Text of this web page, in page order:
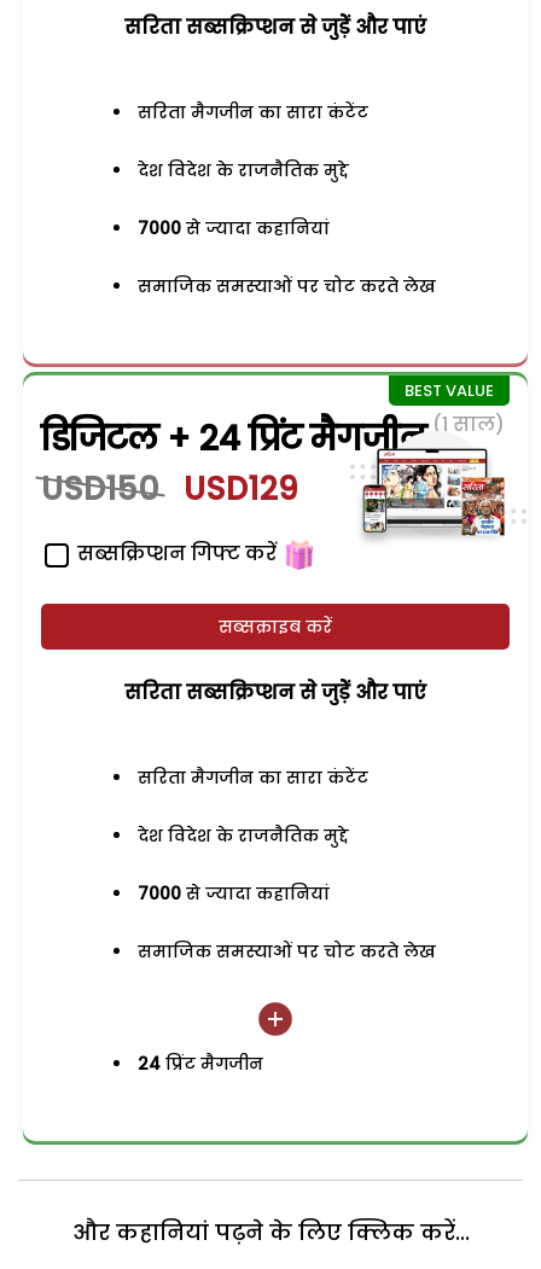
सरिता सब्सक्रिप्शन से जुड़ेें और पाएं
सरिता मैगजीन का सारा कंटेंट
देश विदेश के राजनैतिक मुद्दे
7000 से ज्यादा कहानियां
समाजिक समस्याओं पर चोट करते लेख
डिजिटल + 24 प्रिंट मैगजीन (1 साल)
USD150 USD129
सब्सक्रिप्शन गिफ्ट करें
सब्सक्राइब करें
सरिता सब्सक्रिप्शन से जुड़ेें और पाएं
सरिता मैगजीन का सारा कंटेंट
देश विदेश के राजनैतिक मुद्दे
7000 से ज्यादा कहानियां
समाजिक समस्याओं पर चोट करते लेख
24 प्रिंट मैगजीन
और कहानियां पढ़ने के लिए क्लिक करें...